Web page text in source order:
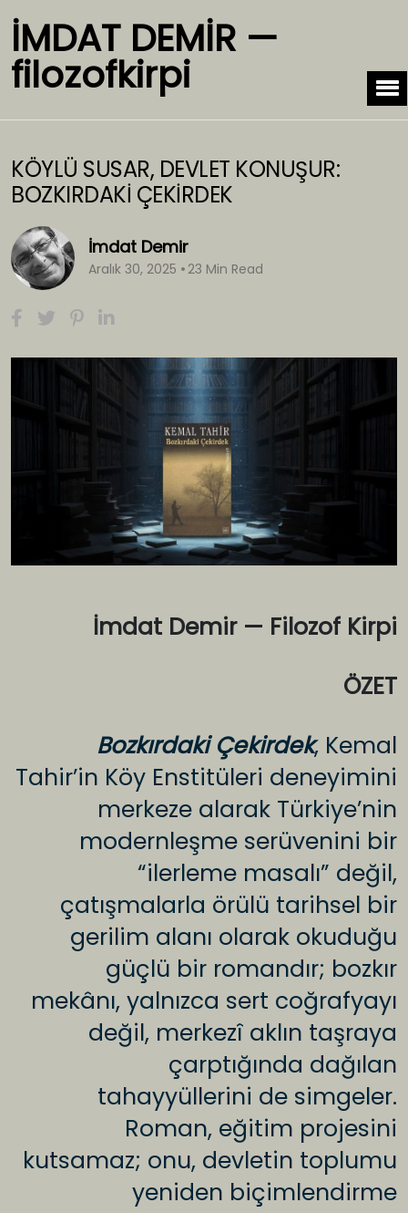
İMDAT DEMİR —
filozofkirpi
KÖYLÜ SUSAR, DEVLET KONUŞUR:
BOZKIRDAKİ ÇEKİRDEK
İmdat Demir
Aralık 30, 2025 23 Min Read
İmdat Demir — Filozof Kirpi
ÖZET
Bozkırdaki Çekirdek, Kemal
Tahir’in Köy Enstitüleri deneyimini
merkeze alarak Türkiye’nin
modernleşme serüvenini bir
“ilerleme masalı” değil,
çatışmalarla örülü tarihsel bir
gerilim alanı olarak okuduğu
güçlü bir romandır; bozkır
mekânı, yalnızca sert coğrafyayı
değil, merkezî aklın taşraya
çarptığında dağılan
tahayyüllerini de simgeler.
Roman, eğitim projesini
kutsamaz; onu, devletin toplumu
yeniden biçimlendirme